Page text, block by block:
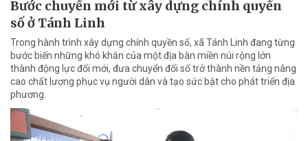
Bước chuyển mới từ xây dựng chính quyền
số ở Tánh Linh
Trong hành trình xây dựng chính quyền số, xã Tánh Linh đang từng
bước biến những khó khăn của một địa bàn miền núi rộng lớn
thành động lực đổi mới, đưa chuyển đổi số trở thành nền tảng nâng
cao chất lượng phục vụ người dân và tạo sức bật cho phát triển địa
phương.